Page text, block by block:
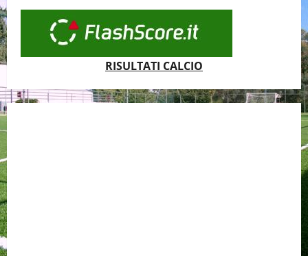
RISULTATI CALCIO